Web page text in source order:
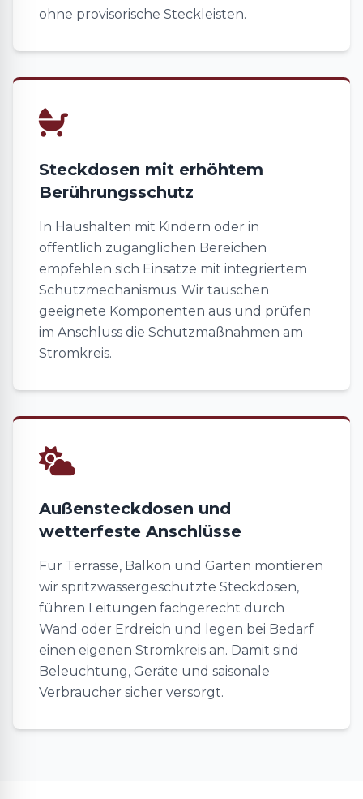
ohne provisorische Steckleisten.
Steckdosen mit erhöhtem
Berührungsschutz
In Haushalten mit Kindern oder in
öffentlich zugänglichen Bereichen
empfehlen sich Einsätze mit integriertem
Schutzmechanismus. Wir tauschen
geeignete Komponenten aus und prüfen
im Anschluss die Schutzmaßnahmen am
Stromkreis.
Außensteckdosen und
wetterfeste Anschlüsse
Für Terrasse, Balkon und Garten montieren
wir spritzwassergeschützte Steckdosen,
führen Leitungen fachgerecht durch
Wand oder Erdreich und legen bei Bedarf
einen eigenen Stromkreis an. Damit sind
Beleuchtung, Geräte und saisonale
Verbraucher sicher versorgt.